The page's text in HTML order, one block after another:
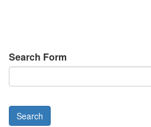
Search Form
Search